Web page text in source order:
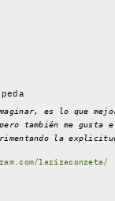
es lo que
también me gusta
la
larizaconzeta/